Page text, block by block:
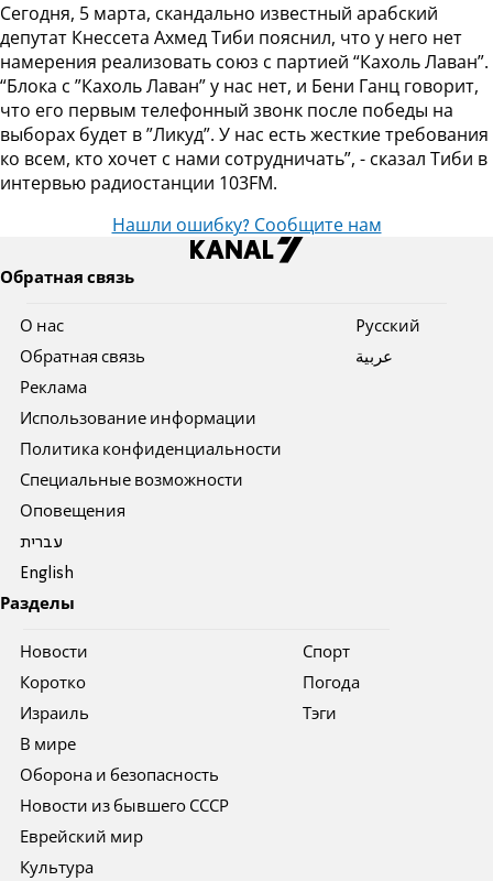
Сегодня, 5 марта, скандально известный арабский
депутат Кнессета Ахмед Тиби пояснил, что у него нет
намерения реализовать союз с партией “Кахоль Лаван”.
“Блока с ”Кахоль Лаван” у нас нет, и Бени Ганц говорит,
что его первым телефонный звонк после победы на
выборах будет в ”Ликуд”. У нас есть жесткие требования
ко всем, кто хочет с нами сотрудничать”, - сказал Тиби в
интервью радиостанции 103FM.
Нашли ошибку? Сообщите нам
Обратная связь
О нас
Обратная связь
Реклама
Использование информации
Политика конфиденциальности
Специальные возможности
Оповещения
עברית
English
Pусский
عربية
Разделы
Новости
Коротко
Израиль
В мире
Оборона и безопасность
Новости из бывшего СССР
Еврейский мир
Культура
Спорт
Погода
Тэги